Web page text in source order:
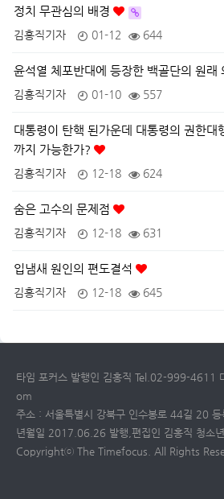
정치 무관심의 배경
김홍직기자 01-12 644
윤석열 체포반대에 등장한 백골단의 원래
김홍직기자 01-10 557
대통령이 탄핵 된가운데 대통령의 권한대
까지 가능한가?
김홍직기자 12-18 624
숨은 고수의 문제점
김홍직기자 12-18 631
입냄새 원인의 편도결석
김홍직기자 12-18 645
타임 포커스 발행인 김홍직 Tel.02-999-4611
om
주소 : 서울특별시 강북구 인수봉로 44길 20
년월일 2017.06.26 발행,편집인 김홍직 청소
Copyrightⓒ The Timefocus. All Rights